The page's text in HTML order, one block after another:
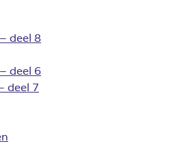
deel 8
deel 6
deel 7